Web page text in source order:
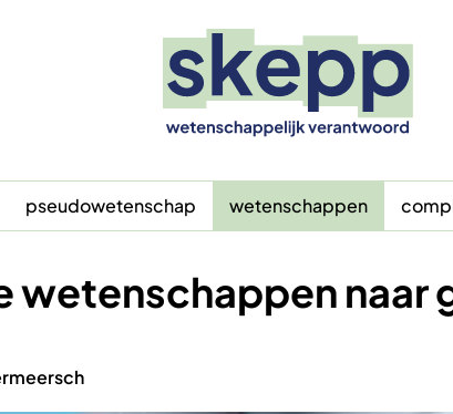
pseudowetenschap wetenschappen
wetenschappen